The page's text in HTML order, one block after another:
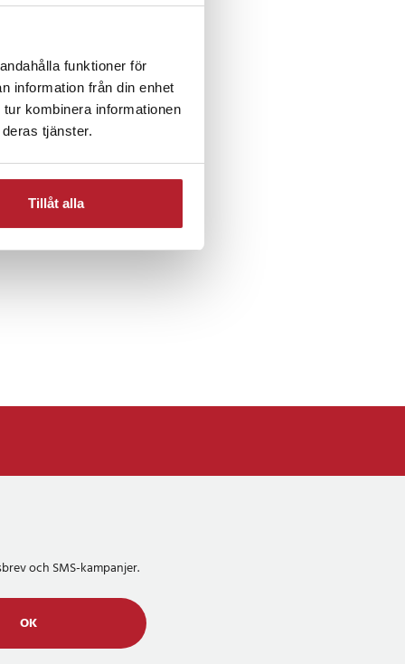
funktioner för
information från din enhet
kombinera informationen
tjänster.
Tillåt alla
Hemelektronik
och SMS-kampanjer.
OK